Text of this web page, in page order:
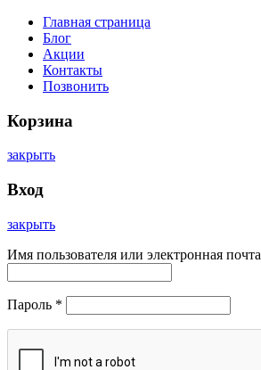
Главная страница
Блог
Акции
Контакты
Позвонить
Корзина
закрыть
Вход
закрыть
Имя пользователя или электронная почта
Пароль *